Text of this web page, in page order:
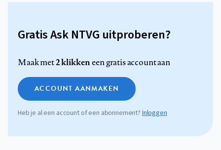
Gratis Ask NTVG uitproberen?
Maak met2 klikkeneen gratis account aan
ACCOUNT AANMAKEN
Heb je al een account of een abonnement?Inloggen